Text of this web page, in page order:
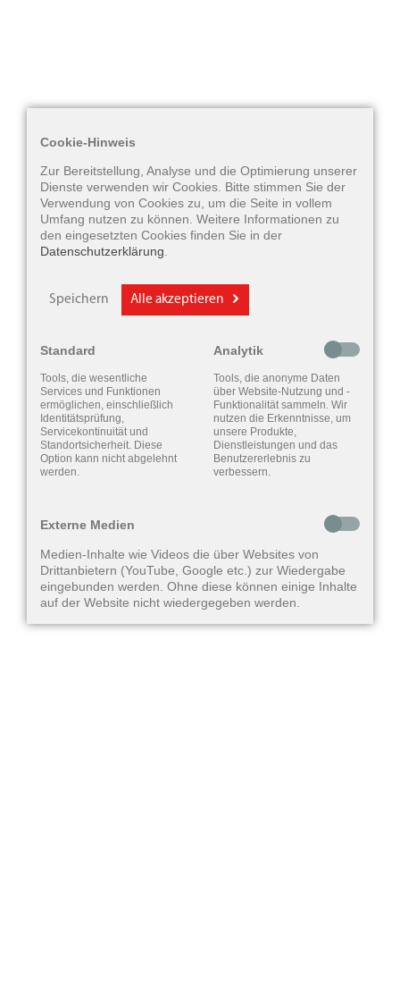
Cookie-Hinweis
Zur Bereitstellung, Analyse und die Optimierung unserer
Dienste verwenden wir Cookies. Bitte stimmen Sie der
Verwendung von Cookies zu, um die Seite in vollem
Umfang nutzen zu können. Weitere Informationen zu
den eingesetzten Cookies finden Sie in der
Datenschutzerklärung
Speichern Alle akzeptieren
Standard
Tools, die wesentliche
Services und Funktionen
ermöglichen, einschließlich
Identitätsprüfung,
Servicekontinuität und
Standortsicherheit. Diese
Option kann nicht abgelehnt
werden.
Analytik
Tools, die anonyme Daten
über Website-Nutzung und -
Funktionalität sammeln. Wir
nutzen die Erkenntnisse, um
unsere Produkte,
Dienstleistungen und das
Benutzererlebnis zu
verbessern.
Externe Medien
Medien-Inhalte wie Videos die über Websites von
Drittanbietern (YouTube, Google etc.) zur Wiedergabe
eingebunden werden. Ohne diese können einige Inhalte
auf der Website nicht wiedergegeben werden.